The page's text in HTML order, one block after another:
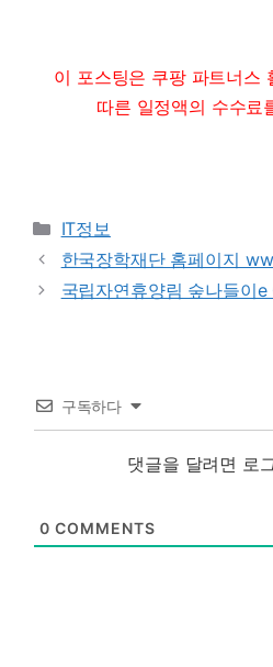
이 포스팅은 쿠팡 파트너스
따른 일정액의 수수료
Categories
IT정보
한국장학재단 홈페이지
국립자연휴양림 숲나들이e
구독하다
댓글을 달려면 로
0 COMMENTS